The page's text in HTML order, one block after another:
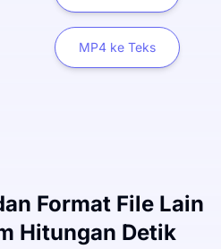
MP4 ke Teks
Format File Lain
Hitungan Detik